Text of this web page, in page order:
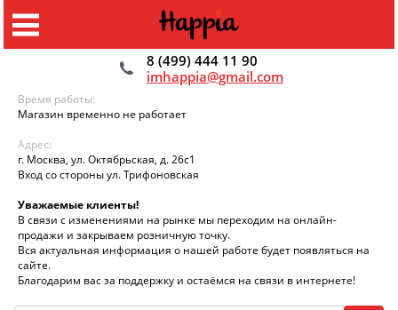
8 (499) 444 11 90
imhappia@gmail.com
Время работы:
Магазин временно не работает
Адрес:
г. Москва, ул. Октябрьская, д. 26с1
Вход со стороны ул. Трифоновская
Уважаемые клиенты!
В связи с изменениями на рынке мы переходим на онлайн-
продажи и закрываем розничную точку.
Вся актуальная информация о нашей работе будет появляться на
сайте.
Благодарим вас за поддержку и остаёмся на связи в интернете!